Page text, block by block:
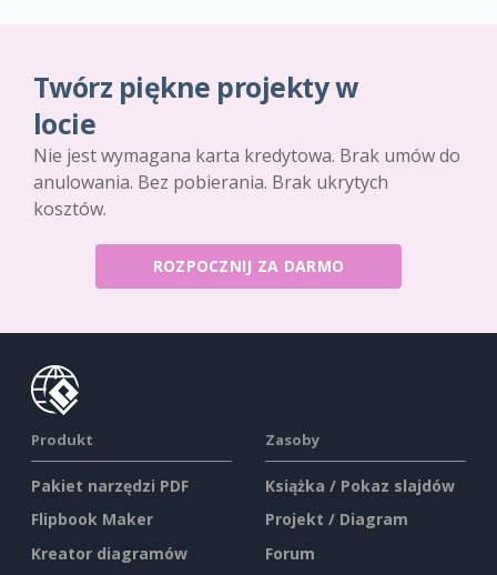
Twórz piękne projekty w
locie
Nie jest wymagana karta kredytowa. Brak umów do
anulowania. Bez pobierania. Brak ukrytych
kosztów.
ROZPOCZNIJ ZA DARMO
Produkt
Pakiet narzędzi PDF
Flipbook Maker
Kreator diagramów
Zasoby
Książka / Pokaz slajdów
Projekt / Diagram
Forum